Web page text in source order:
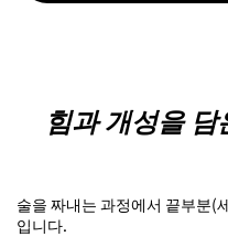
힘과 개성을
술을 짜내는 과정에서 끝부분(
입니다.